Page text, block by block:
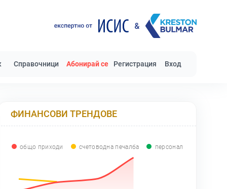
Справочници Абонирай се Регистрация Вход
ФИНАНСОВИ ТРЕНДОВЕ
общо приходи счетоводна печалба персонал